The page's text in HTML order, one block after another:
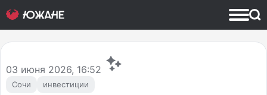
Сочи инвестиции
03 июня 2026, 16:52